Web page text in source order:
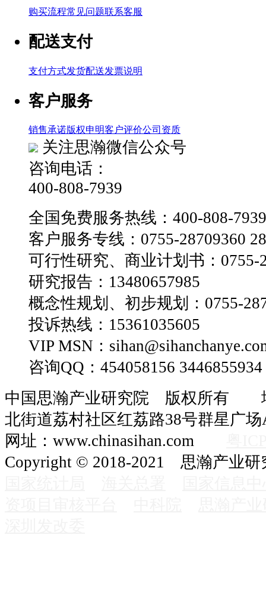
购买流程常见问题联系客服
配送支付
支付方式发货配送发票说明
客户服务
销售承诺版权申明客户评价公司资质
关注思瀚微信公众号
咨询电话：
400-808-7939
全国免费服务热线：400-808-7939
客户服务专线：0755-28709360
可行性研究、商业计划书：0755-
研究报告：13480657985
概念性规划、初步规划：0755-
投诉热线：15361035605
VIP MSN：
咨询QQ：454058156 3446855934
中国思瀚产业研究院 版权所有
北街道荔村社区红荔路38号群星广
网址：www.chinasihan.com
Copyright © 2018-2021 思瀚产业研